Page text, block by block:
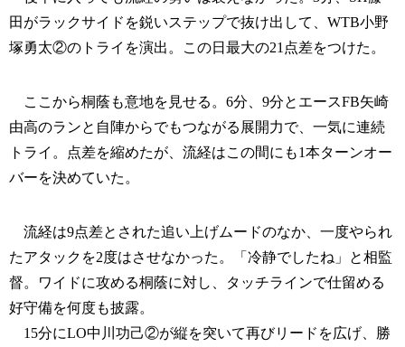
田がラックサイドを鋭いステップで抜け出して、WTB小野
塚勇太②のトライを演出。この日最大の21点差をつけた。
ここから桐蔭も意地を見せる。6分、9分とエースFB矢崎
由高のランと自陣からでもつながる展開力で、一気に連続
トライ。点差を縮めたが、流経はこの間にも1本ターンオー
バーを決めていた。
流経は9点差とされた追い上げムードのなか、一度やられ
たアタックを2度はさせなかった。「冷静でしたね」と相監
督。ワイドに攻める桐蔭に対し、タッチラインで仕留める
好守備を何度も披露。
15分にLO中川功己②が縦を突いて再びリードを広げ、勝